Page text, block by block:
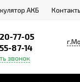
АКБ
77-05
87-14
звонок